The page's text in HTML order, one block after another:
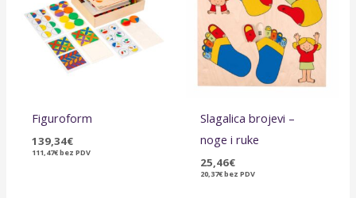
Figuroform
139,34€
111,47€bez PDV
Slagalica brojevi –
noge i ruke
25,46€
20,37€bez PDV